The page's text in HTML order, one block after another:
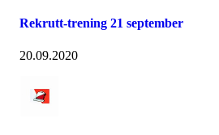
Rekrutt-trening 21 september
20.09.2020